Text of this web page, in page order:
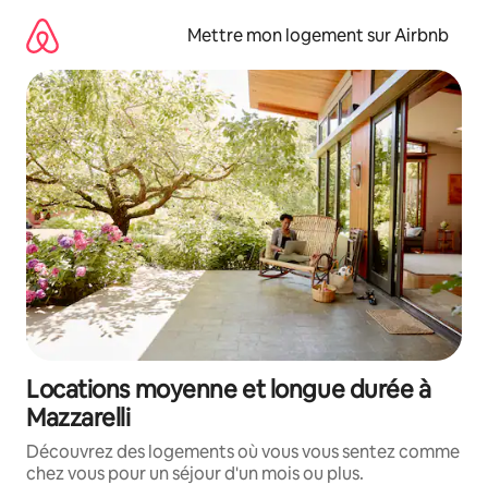
directement
contenu
Mettre mon logement sur Airbnb
Locations moyenne et longue durée à
Mazzarelli
Découvrez des logements où vous vous sentez comme
chez vous pour un séjour d'un mois ou plus.